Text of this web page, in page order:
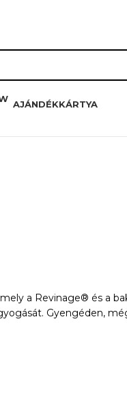
AJÁNDÉKKÁRTYA
a Revinage® és a
Gyengéden,